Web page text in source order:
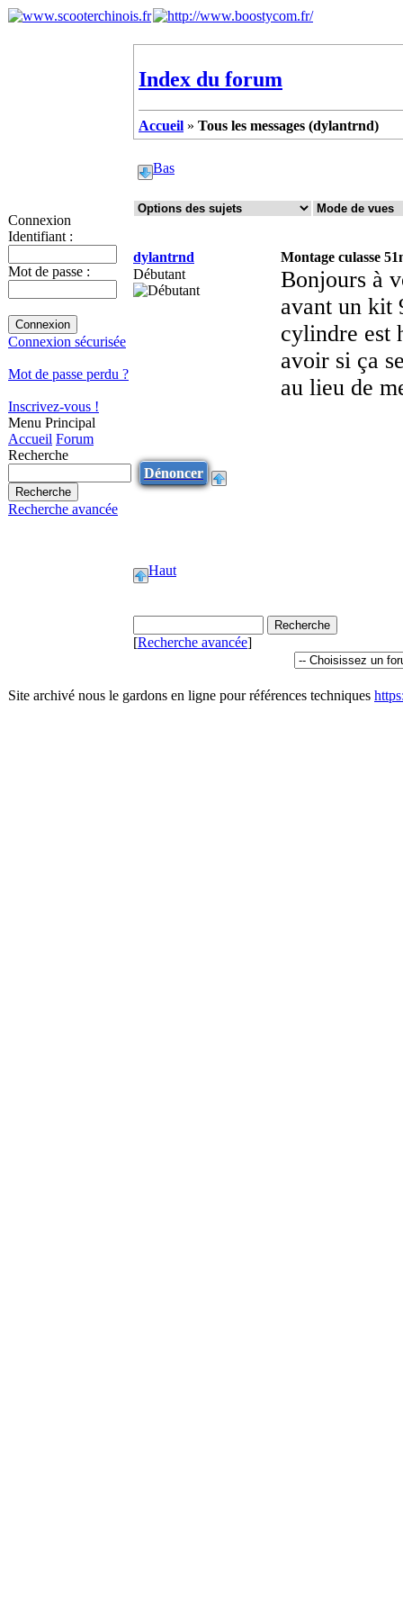
Connexion
Identifiant :
Mot de passe :
Connexion sécurisée
Mot de passe perdu ?
Inscrivez-vous !
Menu Principal
Accueil Forum
Recherche
Recherche avancée
Index du forum
Accueil » Tous les messages (dylantrnd)
Bas
dylantrnd
Montage culasse
Débutant
Bonjours à
avant un kit
cylindre est
avoir si ça
au lieu de
Dénoncer
Haut
[Recherche avancée]
Site archivé nous le gardons en ligne pour références techniques